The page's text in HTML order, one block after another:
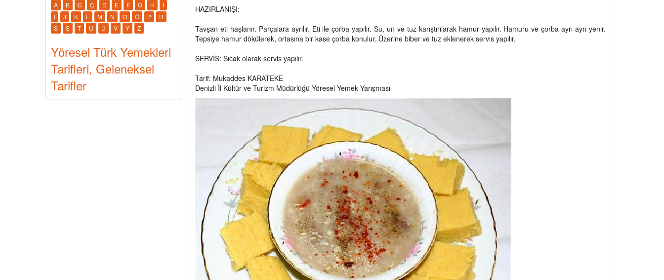
A B C Ç D E F G H
I
İ
J K L M N O Ö P
R
S
Ş T U Ü V Y Z
Yöresel Türk Yemekleri
Tarifleri, Geleneksel
Tarifler
HAZIRLANIŞI:
Tavşan eti haşlanır. Parçalara ayrılır. Eti ile çorba yapılır. Su, un ve tuz karıştırılarak hamur yapılır. Hamuru ve çorba ayrı ayrı yenir.
Tepsiye hamur dökülerek, ortasına bir kase çorba konulur. Üzerine biber ve tuz eklenerek servis yapılır.
SERVİS: Sıcak olarak servis yapılır.
Tarif: Mukaddes KARATEKE
Denizli İl Kültür ve Turizm Müdürlüğü Yöresel Yemek Yarışması